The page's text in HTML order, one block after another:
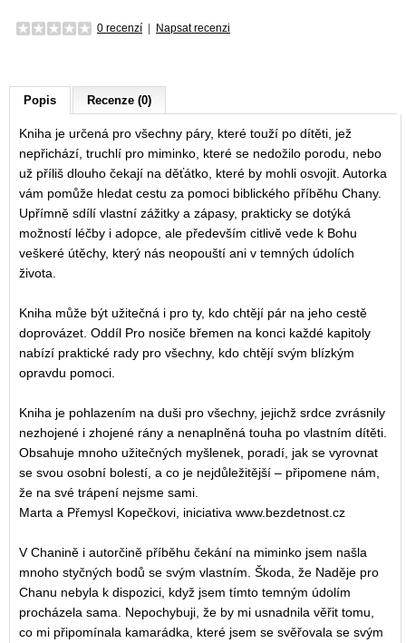
0 recenzí | Napsat recenzi
Popis Recenze (0)
Kniha je určená pro všechny páry, které touží po dítěti, jež
nepřichází, truchlí pro miminko, které se nedožilo porodu, nebo
už příliš dlouho čekají na děťátko, které by mohli osvojit. Autorka
vám pomůže hledat cestu za pomoci biblického příběhu Chany.
Upřímně sdílí vlastní zážitky a zápasy, prakticky se dotýká
možností léčby i adopce, ale především citlivě vede k Bohu
veškeré útěchy, který nás neopouští ani v temných údolích
života.
Kniha může být užitečná i pro ty, kdo chtějí pár na jeho cestě
doprovázet. Oddíl Pro nosiče břemen na konci každé kapitoly
nabízí praktické rady pro všechny, kdo chtějí svým blízkým
opravdu pomoci.
Kniha je pohlazením na duši pro všechny, jejichž srdce zvrásnily
nezhojené i zhojené rány a nenaplněná touha po vlastním dítěti.
Obsahuje mnoho užitečných myšlenek, poradí, jak se vyrovnat
se svou osobní bolestí, a co je nejdůležitější – připomene nám,
že na své trápení nejsme sami.
Marta a Přemysl Kopečkovi, iniciativa www.bezdetnost.cz
V Chanině i autorčině příběhu čekání na miminko jsem našla
mnoho styčných bodů se svým vlastním. Škoda, že Naděje pro
Chanu nebyla k dispozici, když jsem tímto temným údolím
procházela sama. Nepochybuji, že by mi usnadnila věřit tomu,
co mi připomínala kamarádka, které jsem se svěřovala se svým